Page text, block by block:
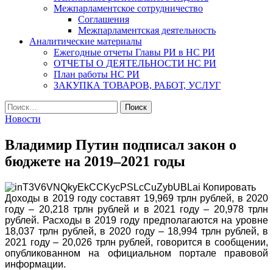
Межпарламентское сотрудничество
Соглашения
Межпарламентская деятельность
Аналитические материалы
Ежегодные отчеты Главы РИ в НС РИ
ОТЧЕТЫ О ДЕЯТЕЛЬНОСТИ НС РИ
План работы НС РИ
ЗАКУПКА ТОВАРОВ, РАБОТ, УСЛУГ
Найти:
Новости
Владимир Путин подписал закон о
бюджете на 2019–2021 годы
Доходы в 2019 году составят 19,969 трлн рублей, в 2020
году – 20,218 трлн рублей и в 2021 году – 20,978 трлн
рублей. Расходы в 2019 году предполагаются на уровне
18,037 трлн рублей, в 2020 году – 18,994 трлн рублей, в
2021 году – 20,026 трлн рублей, говорится в сообщении,
опубликованном на официальном портале правовой
информации.